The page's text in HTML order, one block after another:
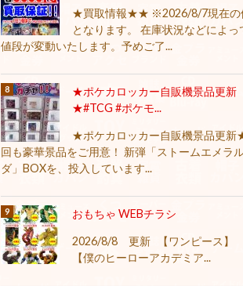
★買取情報★★ ※2026/8/7現在の
となります。 在庫状況などによっ
値段が変動いたします。予めご了...
★ポケカロッカー自販機景品更新
★#TCG #ポケモ...
★ポケカロッカー自販機景品更新
回も豪華景品をご用意！ 新弾「ストームエメラ
ダ」BOXを、投入しています...
おもちゃ WEBチラシ
2026/8/8 更新 【ワンピース】
【僕のヒーローアカデミア...